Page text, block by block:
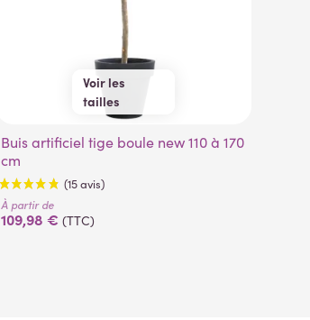
Voir les
tailles
110 cm140 cm
170 cm
Buis artificiel tige boule new 110 à 170
cm
À partir de
109,98 € (TTC)